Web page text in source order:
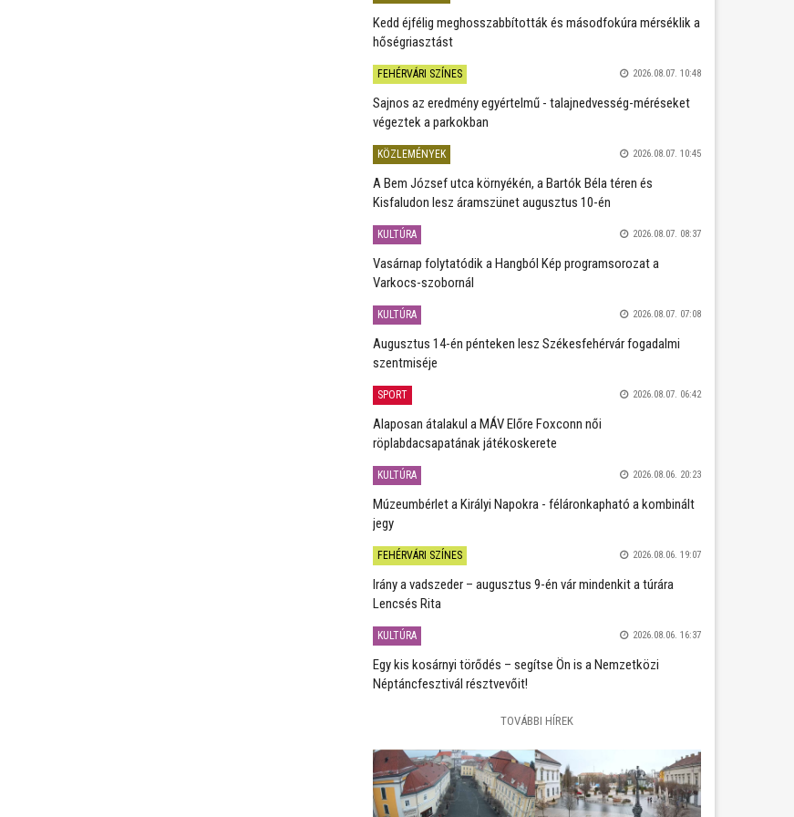
Kedd éjfélig meghosszabbították és másodfokúra mérséklik a
hőségriasztást
FEHÉRVÁRI SZÍNES 2026.08.07. 10:48
Sajnos az eredmény egyértelmű - talajnedvesség-méréseket
végeztek a parkokban
KÖZLEMÉNYEK 2026.08.07. 10:45
A Bem József utca környékén, a Bartók Béla téren és
Kisfaludon lesz áramszünet augusztus 10-én
KULTÚRA 2026.08.07. 08:37
Vasárnap folytatódik a Hangból Kép programsorozat a
Varkocs-szobornál
KULTÚRA 2026.08.07. 07:08
Augusztus 14-én pénteken lesz Székesfehérvár fogadalmi
szentmiséje
SPORT 2026.08.07. 06:42
Alaposan átalakul a MÁV Előre Foxconn női
röplabdacsapatának játékoskerete
KULTÚRA 2026.08.06. 20:23
Múzeumbérlet a Királyi Napokra - féláronkapható a kombinált
jegy
FEHÉRVÁRI SZÍNES 2026.08.06. 19:07
Irány a vadszeder – augusztus 9-én vár mindenkit a túrára
Lencsés Rita
KULTÚRA 2026.08.06. 16:37
Egy kis kosárnyi törődés – segítse Ön is a Nemzetközi
Néptáncfesztivál résztvevőit!
TOVÁBBI HÍREK